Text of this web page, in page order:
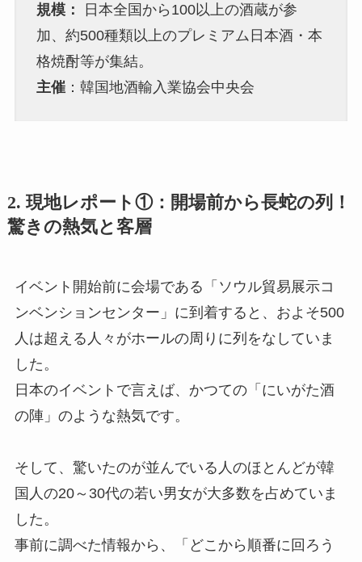
規模：
日本全国から100以上の酒蔵が参
加、約500種類以上のプレミアム日本酒・本
格焼酎等が集結。
主催：韓国地酒輸入業協会中央会
2. 現地レポート①：開場前から長蛇の列！
驚きの熱気と客層
イベント開始前に会場である「ソウル貿易展示コ
ンベンションセンター」に到着すると、およそ500
人は超える人々がホールの周りに列をなしていま
した。
日本のイベントで言えば、かつての「にいがた酒
の陣」のような熱気です。
そして、驚いたのが並んでいる人のほとんどが韓
国人の20～30代の若い男女が大多数を占めていま
した。
事前に調べた情報から、「どこから順番に回ろう